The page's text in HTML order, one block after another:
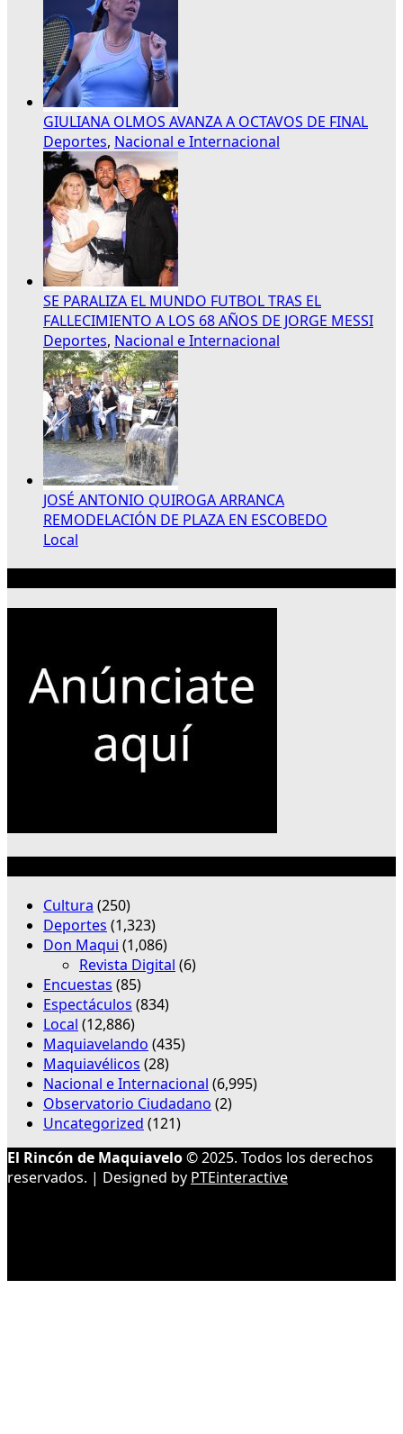
GIULIANA OLMOS AVANZA A OCTAVOS DE FINAL
Deportes, Nacional e Internacional
SE PARALIZA EL MUNDO FUTBOL TRAS EL
FALLECIMIENTO A LOS 68 AÑOS DE JORGE MESSI
Deportes, Nacional e Internacional
JOSÉ ANTONIO QUIROGA ARRANCA
REMODELACIÓN DE PLAZA EN ESCOBEDO
Local
Cultura (250)
Deportes (1,323)
Don Maqui (1,086)
Revista Digital (6)
Encuestas (85)
Espectáculos (834)
Local (12,886)
Maquiavelando (435)
Maquiavélicos (28)
Nacional e Internacional (6,995)
Observatorio Ciudadano (2)
Uncategorized (121)
El Rincón de Maquiavelo© 2025. Todos los derechos
reservados. | Designed by PTEinteractive